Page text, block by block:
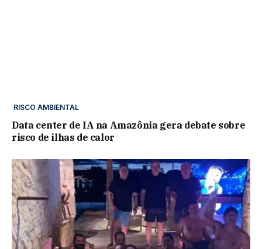
RISCO AMBIENTAL
Data center de IA na Amazônia gera debate sobre
risco de ilhas de calor